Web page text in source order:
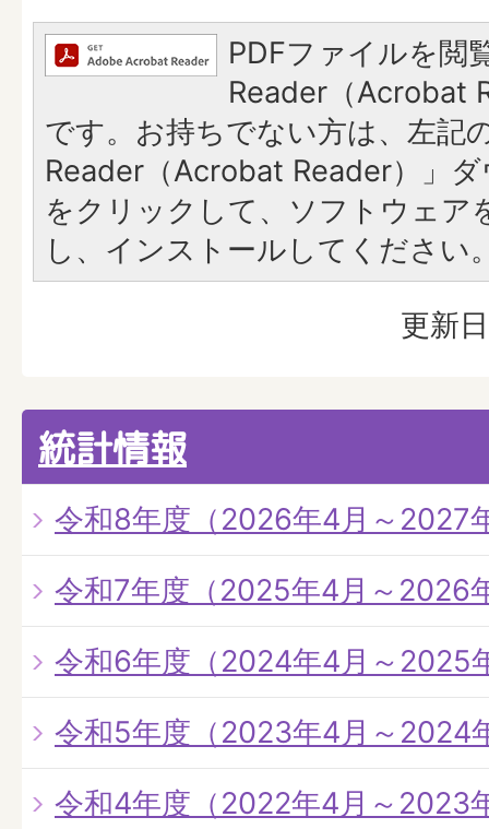
PDFファイルを閲
Reader（Acrobat
です。お持ちでない方は、左記
Reader（Acrobat Reader）」
をクリックして、ソフトウェア
し、インストールしてください
更新
統計情報
令和8年度（2026年4月～2027
令和7年度（2025年4月～2026
令和6年度（2024年4月～2025
令和5年度（2023年4月～2024
令和4年度（2022年4月～2023